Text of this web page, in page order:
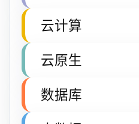
云计算
云原生
数据库